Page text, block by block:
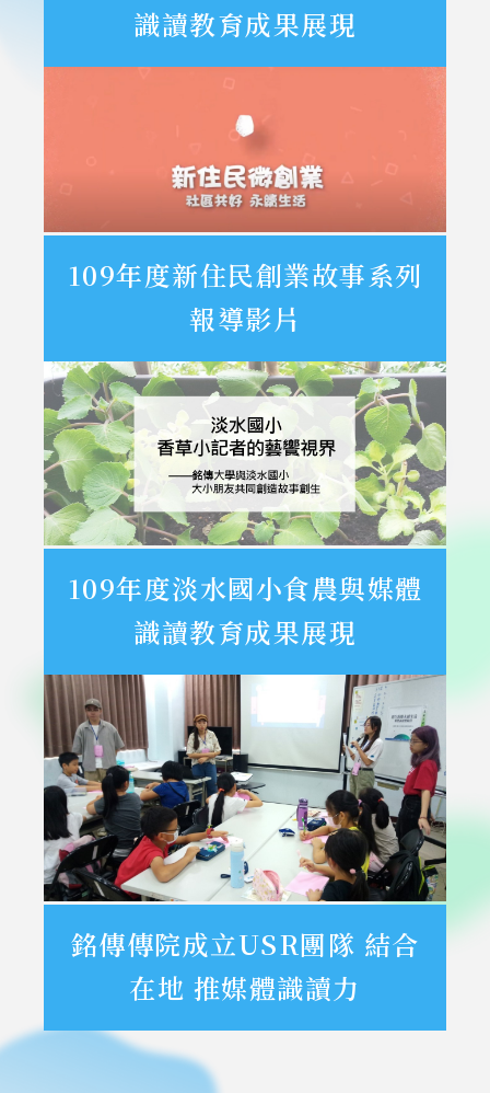
識讀教育成果展現
109年度新住民創業故事系列
報導影片
109年度淡水國小食農與媒體
識讀教育成果展現
銘傳傳院成立USR團隊 結合
在地 推媒體識讀力